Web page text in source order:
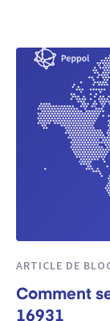
ARTICLE DE
Comment
16931